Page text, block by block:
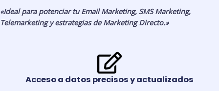
«Ideal para potenciar tu Email Marketing, SMS Marketing,
Telemarketing y estrategias de Marketing Directo.»
Acceso a datos precisos y actualizados